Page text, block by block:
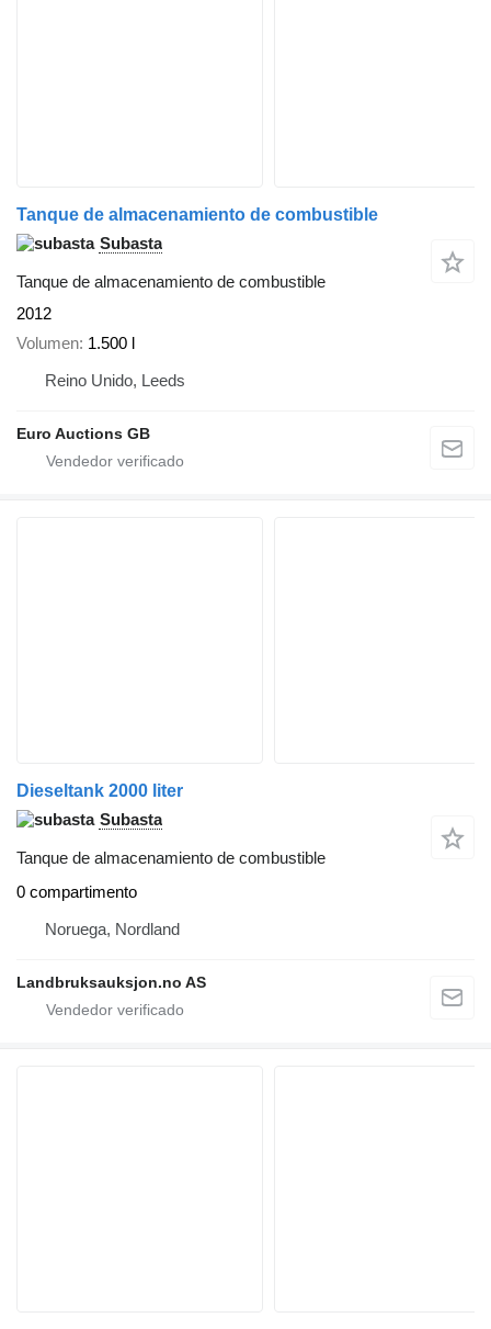
Tanque de almacenamiento de combustible
Subasta
Tanque de almacenamiento de combustible
2012
Volumen 1.500 l
Reino Unido, Leeds
Euro Auctions GB
Dieseltank 2000 liter
Subasta
Tanque de almacenamiento de combustible
0 compartimento
Noruega, Nordland
Landbruksauksjon.no AS